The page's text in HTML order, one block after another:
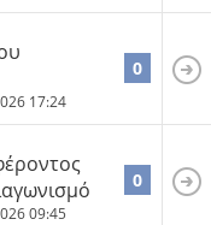
17:24
0
09:45
0